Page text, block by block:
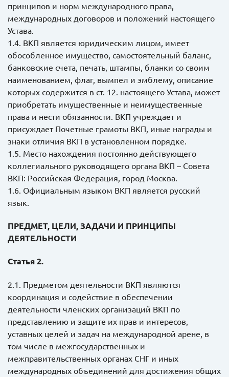
принципов и норм международного права,
международных договоров и положений настоящего
Устава.
1.4. ВКП является юридическим лицом, имеет
обособленное имущество, самостоятельный баланс,
банковские счета, печать, штампы, бланки со своим
наименованием, флаг, вымпел и эмблему, описание
которых содержится в ст. 12. настоящего Устава, может
приобретать имущественные и неимущественные
права и нести обязанности. ВКП учреждает и
присуждает Почетные грамоты ВКП, иные награды и
знаки отличия ВКП в установленном порядке.
1.5. Место нахождения постоянно действующего
коллегиального руководящего органа ВКП – Совета
ВКП: Российская Федерация, город Москва.
1.6. Официальным языком ВКП является русский
язык.
ПРЕДМЕТ, ЦЕЛИ, ЗАДАЧИ И ПРИНЦИПЫ
ДЕЯТЕЛЬНОСТИ
Статья 2.
2.1. Предметом деятельности ВКП являются
координация и содействие в обеспечении
деятельности членских организаций ВКП по
представлению и защите их прав и интересов,
уставных целей и задач на международной арене, в
том числе в межгосударственных и
межправительственных органах СНГ и иных
международных объединений для достижения общих